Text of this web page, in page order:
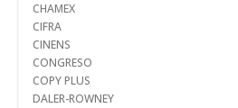
CHAMEX
CIFRA
CINENS
CONGRESO
COPY PLUS
DALER-ROWNEY